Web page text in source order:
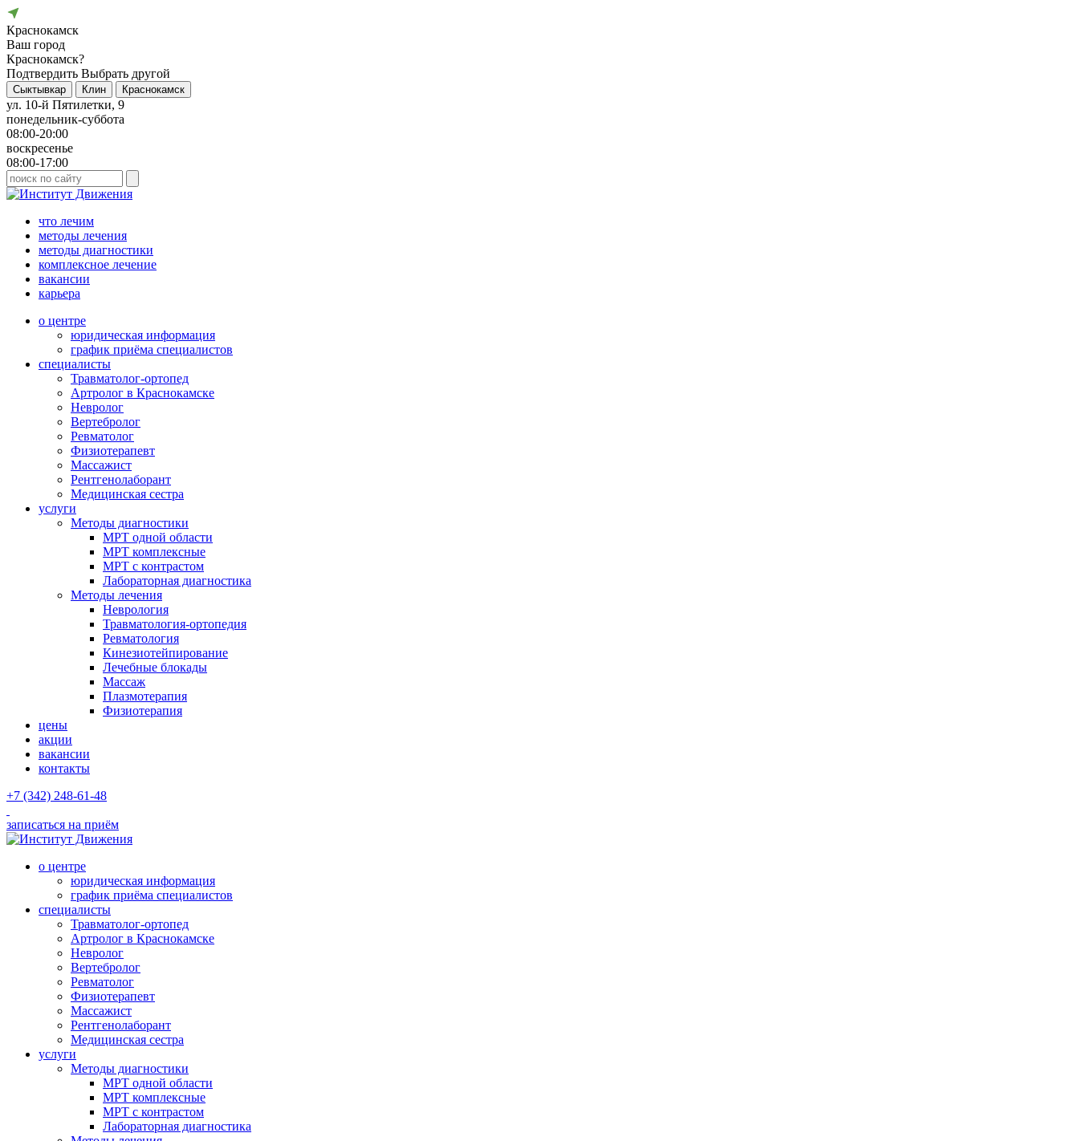
Краснокамск
Ваш город
Краснокамск?
Подтвердить Выбрать другой
Сыктывкар Клин Краснокамск
ул. 10-й Пятилетки, 9
понедельник-суббота
08:00-20:00
воскресенье
08:00-17:00
что лечим
методы лечения
методы диагностики
комплексное лечение
вакансии
карьера
о центре
юридическая информация
график приёма специалистов
специалисты
Травматолог-ортопед
Артролог в Краснокамске
Невролог
Вертебролог
Ревматолог
Физиотерапевт
Массажист
Рентгенолаборант
Медицинская сестра
услуги
Методы диагностики
МРТ одной области
МРТ комплексные
МРТ с контрастом
Лабораторная диагностика
Методы лечения
Неврология
Травматология-ортопедия
Ревматология
Кинезиотейпирование
Лечебные блокады
Массаж
Плазмотерапия
Физиотерапия
цены
акции
вакансии
контакты
+7 (342) 248-61-48
записаться на приём
о центре
юридическая информация
график приёма специалистов
специалисты
Травматолог-ортопед
Артролог в Краснокамске
Невролог
Вертебролог
Ревматолог
Физиотерапевт
Массажист
Рентгенолаборант
Медицинская сестра
услуги
Методы диагностики
МРТ одной области
МРТ комплексные
МРТ с контрастом
Лабораторная диагностика